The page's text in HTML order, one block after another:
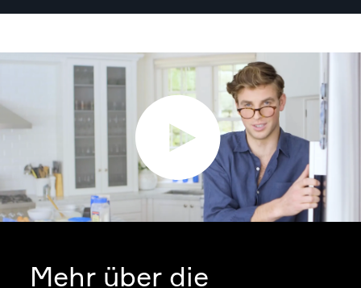
Mehr über die